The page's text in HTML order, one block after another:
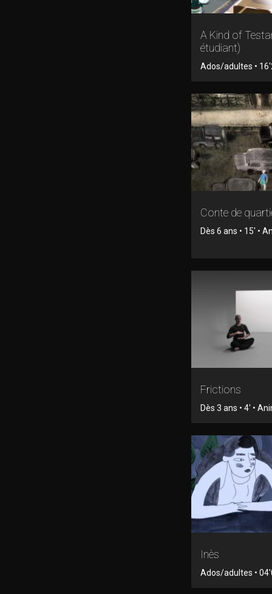
A Kind of
étudiant)
Ados/adultes •
Conte de
Dès 6 ans • 15' •
Frictions
Dès 3 ans • 4' •
Inès
Ados/adultes •